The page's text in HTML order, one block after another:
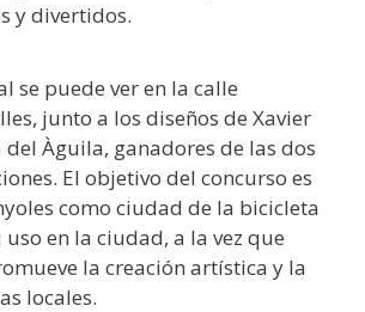
y divertidos.
se puede ver en la calle
junto a los diseños de Xavier
del Àguila, ganadores de las dos
El objetivo del concurso es
como ciudad de la bicicleta
en la ciudad, a la vez que
la creación artística y la
locales.